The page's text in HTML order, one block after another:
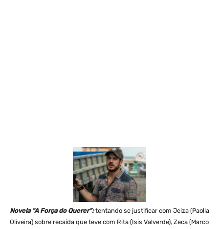
Novela “A Força do Querer”:tentando se justificar com Jeiza (Paolla
Oliveira) sobre recaída que teve com Rita (Isis Valverde), Zeca (Marco